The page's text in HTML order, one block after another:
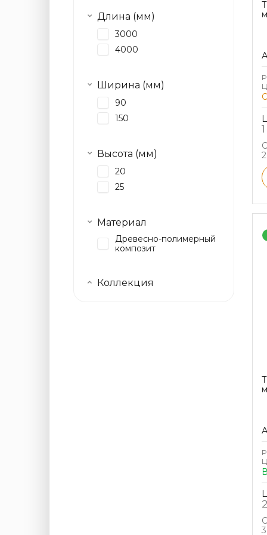
Длина (мм)
3000
4000
Ширина (мм)
90
150
Высота (мм)
20
25
Материал
Древесно-полимерный
композит
Коллекция